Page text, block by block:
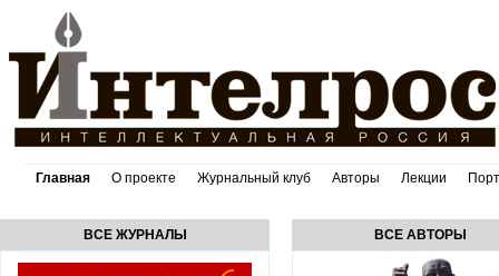
Главная О проекте Журнальный клуб Авторы Лекции
ВСЕ ЖУРНАЛЫ ВСЕ АВТОРЫ